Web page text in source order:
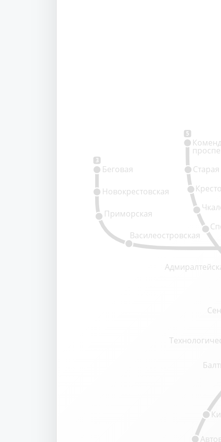
3
5
Василеостровская
Приморская
Новокрестовская
Беговая